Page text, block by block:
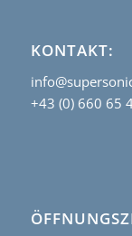
KONTAKT:
+43 (0) 660 65